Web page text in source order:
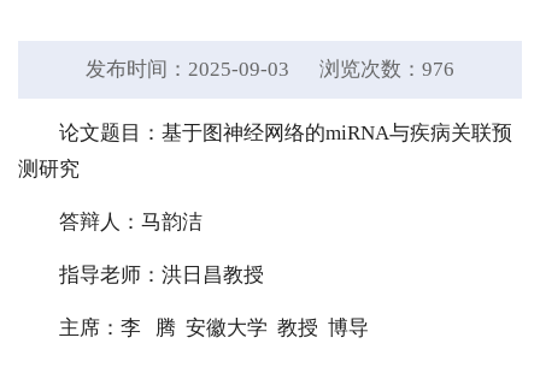
发布时间：2025-09-03 浏览次数： 976
论文题目：基于图神经网络的miRNA与疾病关联预
测研究
答辩人：马韵洁
指导老师：洪日昌教授
主席：李 腾 安徽大学 教授 博导